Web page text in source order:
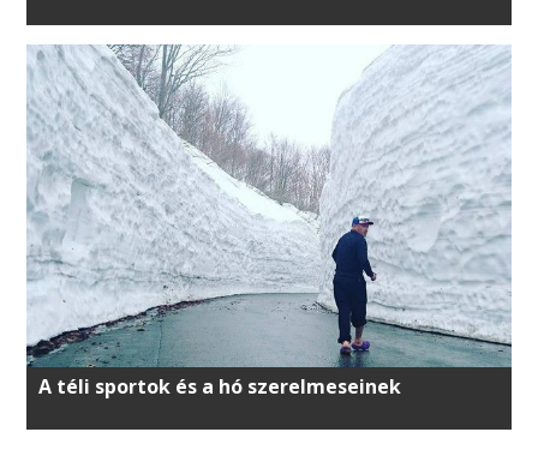
A téli sportok és a hó szerelmeseinek